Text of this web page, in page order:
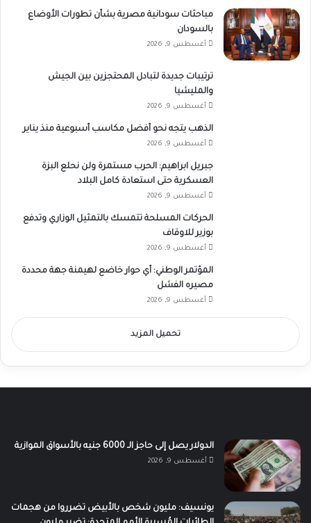
مباحثات سودانية مصرية بشأن تطورات الأوضاع
بالسودان
أغسطس 9, 2026
ترتيبات جديدة لتبادل المحتجزين بين الجيش
والمليشيا
أغسطس 9, 2026
الذهب يتجه نحو أفضل مكاسب أسبوعية منذ يناير
أغسطس 9, 2026
جبريل ابراهيم: الحرب مستمرة ولن نحلع البزة
العسكرية حتى استعادة كامل البلاد
أغسطس 9, 2026
الحركات المسلحة تتمسك بالتمثيل الوزاري وتدفع
بوزير للاوقاف
أغسطس 9, 2026
المؤتمر الوطني: أي حوار خاضع لهيمنة جهة محددة
مصيره الفشل
أغسطس 9, 2026
تحميل المزيد
الدولار يصل إلى حاجز الـ 6000 جنيه بالأسواق الموازية
أغسطس 9, 2026
يونسيف: مليون شخص بالأبيض تضرروا من هجمات